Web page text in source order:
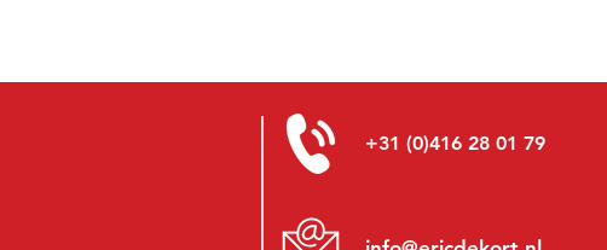
+31 (0)416 28 01 79